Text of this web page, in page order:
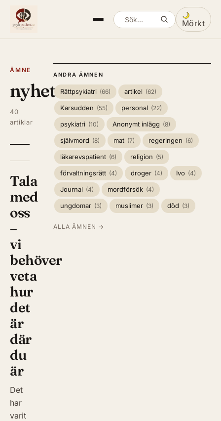
Sök artiklar Mörkt
Växla
ÄMNE
nyheter
40
artiklar
Tala
med
oss
–
vi
behöver
veta
hur
det
är
där
du
är
Det
har
varit
ANDRA ÄMNEN
Rättpsykiatri (66) artikel (62)
Karsudden (55) personal (22)
psykiatri (10) Anonymt inlägg (8)
självmord (8) mat (7) regeringen (6)
läkarevspatient (6) religion (5)
förvaltningsrätt (4) droger (4) Ivo (4)
Journal (4) mordförsök (4)
ungdomar (3) muslimer (3) död (3)
ALLA ÄMNEN →